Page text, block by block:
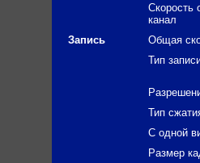
Скорость
канал
Запись
Общая
Тип
Тип
С одной
Размер